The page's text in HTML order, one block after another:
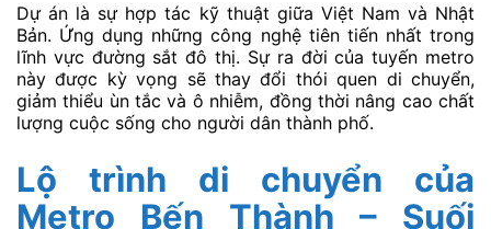
Dự án là sự hợp tác kỹ thuật giữa Việt Nam và Nhật
Bản. Ứng dụng những công nghệ tiên tiến nhất trong
lĩnh vực đường sắt đô thị. Sự ra đời của tuyến metro
này được kỳ vọng sẽ thay đổi thói quen di chuyển,
giảm thiểu ùn tắc và ô nhiễm, đồng thời nâng cao chất
lượng cuộc sống cho người dân thành phố.
Lộ trình di chuyển của
Metro Bến Thành – Suối